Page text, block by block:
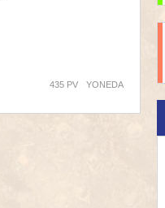
YONEDA
435 PV